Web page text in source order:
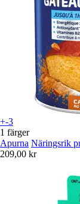
+-3
1 färger
Apurna Näringsrik
209,00 kr